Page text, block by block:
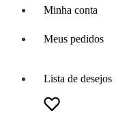
Minha conta
Meus pedidos
Lista de desejos